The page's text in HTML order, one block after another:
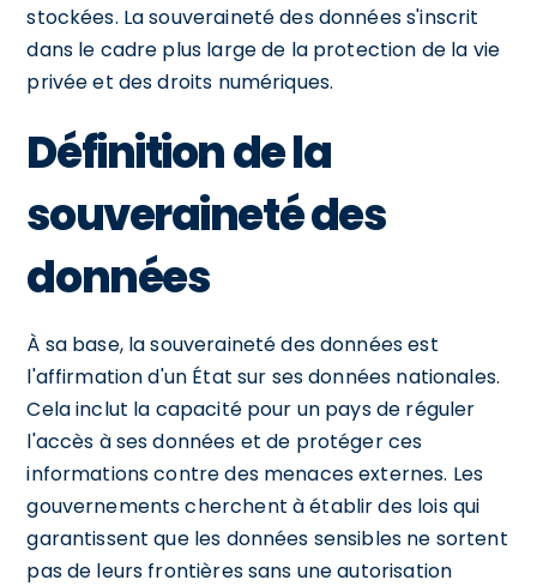
stockées. La souveraineté des données s'inscrit
dans le cadre plus large de la protection de la vie
privée et des droits numériques.
Définition de la
souveraineté des
données
À sa base, la souveraineté des données est
l'affirmation d'un État sur ses données nationales.
Cela inclut la capacité pour un pays de réguler
l'accès à ses données et de protéger ces
informations contre des menaces externes. Les
gouvernements cherchent à établir des lois qui
garantissent que les données sensibles ne sortent
pas de leurs frontières sans une autorisation